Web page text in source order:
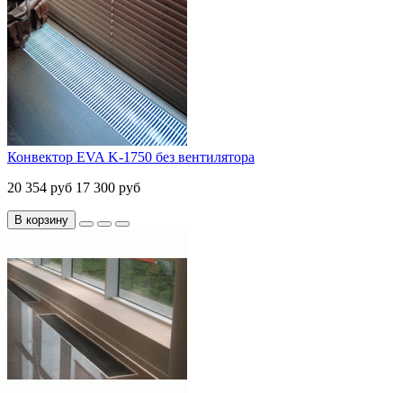
Конвектор EVA K-1750 без вентилятора
20 354 руб 17 300 руб
В корзину